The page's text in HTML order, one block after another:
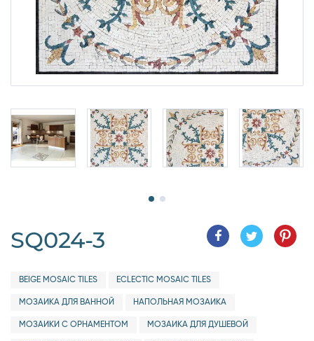
SQ024-3
BEIGE MOSAIC TILES ECLECTIC MOSAIC TILES
МОЗАИКА ДЛЯ ВАННОЙ НАПОЛЬНАЯ МОЗАИКА
МОЗАИКИ С ОРНАМЕНТОМ МОЗАИКА ДЛЯ ДУШЕВОЙ